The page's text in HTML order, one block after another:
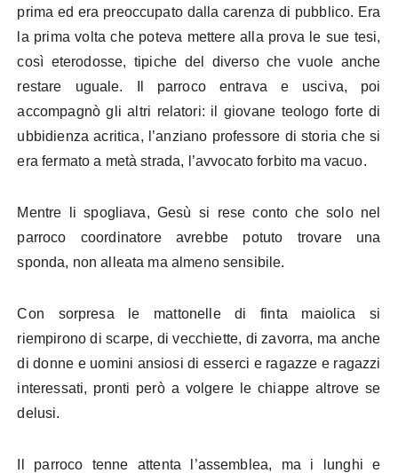
prima ed era preoccupato dalla carenza di pubblico. Era
la prima volta che poteva mettere alla prova le sue tesi,
così eterodosse, tipiche del diverso che vuole anche
restare uguale. Il parroco entrava e usciva, poi
accompagnò gli altri relatori: il giovane teologo forte di
ubbidienza acritica, l’anziano professore di storia che si
era fermato a metà strada, l’avvocato forbito ma vacuo.
Mentre li spogliava, Gesù si rese conto che solo nel
parroco coordinatore avrebbe potuto trovare una
sponda, non alleata ma almeno sensibile.
Con sorpresa le mattonelle di finta maiolica si
riempirono di scarpe, di vecchiette, di zavorra, ma anche
di donne e uomini ansiosi di esserci e ragazze e ragazzi
interessati, pronti però a volgere le chiappe altrove se
delusi.
Il parroco tenne attenta l’assemblea, ma i lunghi e